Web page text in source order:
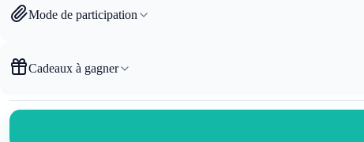
Mode de participation
Cadeaux à gagner